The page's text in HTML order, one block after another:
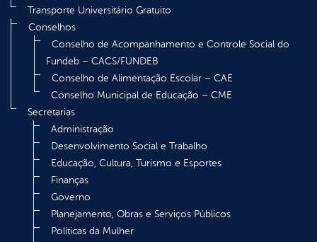
Transporte Universitário Gratuito
Conselhos
Conselho de Acompanhamento e Controle Social do
Fundeb – CACS/FUNDEB
Conselho de Alimentação Escolar – CAE
Conselho Municipal de Educação – CME
Secretarias
Administração
Desenvolvimento Social e Trabalho
Educação, Cultura, Turismo e Esportes
Finanças
Governo
Planejamento, Obras e Serviços Públicos
Políticas da Mulher